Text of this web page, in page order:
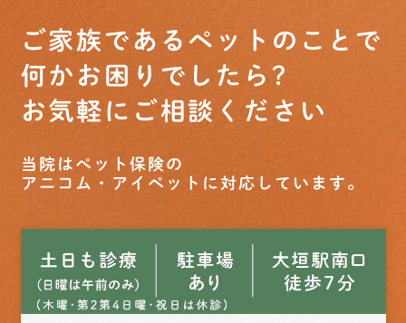
ご家族であるペットのことで
何かお困りでしたら?
お気軽にご相談ください
当院はペット保険の
アニコム・アイペットに対応しています。